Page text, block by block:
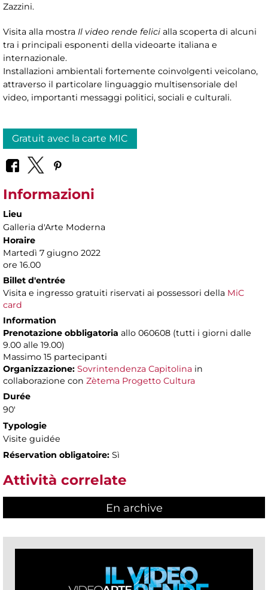
Zazzini.
Visita alla mostra Il video rende felici alla scoperta di alcuni
tra i principali esponenti della videoarte italiana e
internazionale.
Installazioni ambientali fortemente coinvolgenti veicolano,
attraverso il particolare linguaggio multisensoriale del
video, importanti messaggi politici, sociali e culturali.
Gratuit avec la carte MIC
Informazioni
Lieu
Galleria d'Arte Moderna
Horaire
Martedì 7 giugno 2022
ore 16.00
Billet d'entrée
Visita e ingresso gratuiti riservati ai possessori della MiC
card
Information
Prenotazione obbligatoria allo 060608 (tutti i giorni dalle
9.00 alle 19.00)
Massimo 15 partecipanti
Organizzazione: Sovrintendenza Capitolina in
collaborazione con Zètema Progetto Cultura
Durée
90'
Typologie
Visite guidée
Réservation obligatoire: Sì
Attività correlate
En archive